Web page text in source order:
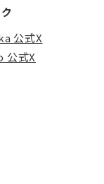
公式X
公式X